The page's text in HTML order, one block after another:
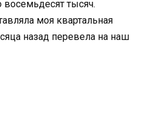
восемьдесят тысяч.
моя квартальная
назад перевела на наш